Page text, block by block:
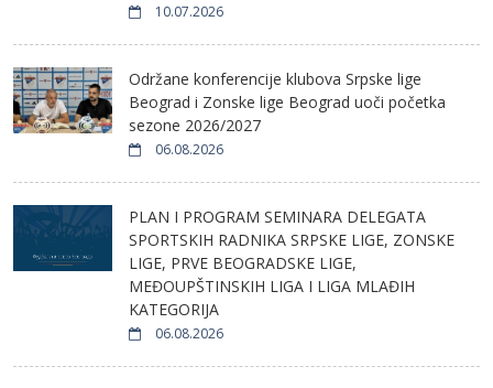
10.07.2026
Održane konferencije klubova Srpske lige
Beograd i Zonske lige Beograd uoči početka
sezone 2026/2027
06.08.2026
PLAN I PROGRAM SEMINARA DELEGATA
SPORTSKIH RADNIKA SRPSKE LIGE, ZONSKE
LIGE, PRVE BEOGRADSKE LIGE,
MEĐOUPŠTINSKIH LIGA I LIGA MLAĐIH
KATEGORIJA
06.08.2026